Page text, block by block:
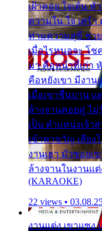
เฝ้าคอย ใจเต้น หั
ความใน ใจ เศร้
ท่ามความสุขี ช่วย
เมื่อไรหนอจะ โ
มา คือหน้าที่เก่า
คือหยังเขา มีงาน
เมื่อเขาชื่นบาน แ
ล้างจานคอยคู่ ไม่
เป็น ตำแหน่งเจ้า
เข้าพาขวัญ เสียง
งานเฮา มัวซอยเ
ล้างจานในงานแต่
(KARAOKE)
22 views •
งานแต่ง เขาแซง